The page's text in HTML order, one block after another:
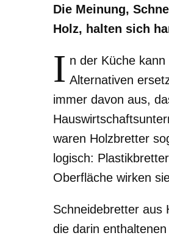
Die Meinung,
Holz, halten sich
I n der Küche
Alternativen
immer davon aus,
waren Holzbretter
logisch:
Oberfläche wirken
Schneidebretter aus
die darin